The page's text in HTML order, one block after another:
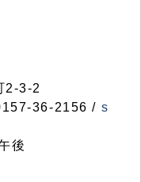
2-3-2
36-2156 / s
後